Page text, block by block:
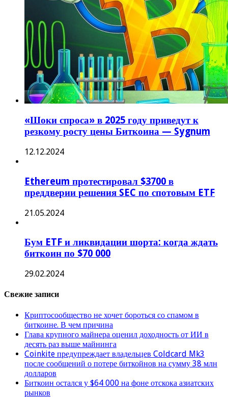
«Шоки спроса» в 2025 году приведут к
резкому росту цены Биткоина — Sygnum
12.12.2024
Ethereum протестировал $3700 в
преддверии решения SEC по спотовым ETF
21.05.2024
Бум ETF и ликвидации шорта: когда ждать
биткоин по $70 000
29.02.2024
Свежие записи
Криптосообщество не хочет бороться со спамом в
биткоине. В чем причина
Глава крупного майнера оценил доходность от ИИ в
десять раз выше майнинга
Coinkite предупреждает владельцев Coldcard Mk3
после сообщений о потере биткойнов на сумму 38 млн
долларов
Биткоин остался у $64 000 на фоне отскока азиатских
рынков